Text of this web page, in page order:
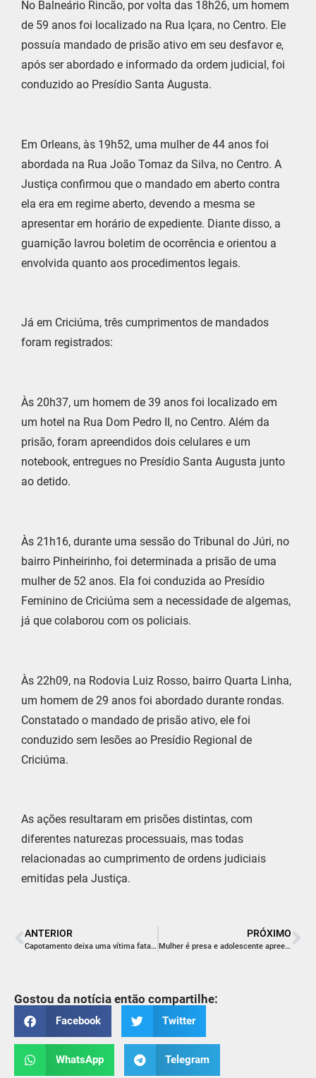
No Balneário Rincão, por volta das 18h26, um homem
de 59 anos foi localizado na Rua Içara, no Centro. Ele
possuía mandado de prisão ativo em seu desfavor e,
após ser abordado e informado da ordem judicial, foi
conduzido ao Presídio Santa Augusta.
Em Orleans, às 19h52, uma mulher de 44 anos foi
abordada na Rua João Tomaz da Silva, no Centro. A
Justiça confirmou que o mandado em aberto contra
ela era em regime aberto, devendo a mesma se
apresentar em horário de expediente. Diante disso, a
guarnição lavrou boletim de ocorrência e orientou a
envolvida quanto aos procedimentos legais.
Já em Criciúma, três cumprimentos de mandados
foram registrados:
Às 20h37, um homem de 39 anos foi localizado em
um hotel na Rua Dom Pedro II, no Centro. Além da
prisão, foram apreendidos dois celulares e um
notebook, entregues no Presídio Santa Augusta junto
ao detido.
Às 21h16, durante uma sessão do Tribunal do Júri, no
bairro Pinheirinho, foi determinada a prisão de uma
mulher de 52 anos. Ela foi conduzida ao Presídio
Feminino de Criciúma sem a necessidade de algemas,
já que colaborou com os policiais.
Às 22h09, na Rodovia Luiz Rosso, bairro Quarta Linha,
um homem de 29 anos foi abordado durante rondas.
Constatado o mandado de prisão ativo, ele foi
conduzido sem lesões ao Presídio Regional de
Criciúma.
As ações resultaram em prisões distintas, com
diferentes naturezas processuais, mas todas
relacionadas ao cumprimento de ordens judiciais
emitidas pela Justiça.
ANTERIOR
Capotamento deixa uma vítima fatal e outra ferida em Urussanga
PRÓXIMO
Mulher é presa e adolescente apreendido por tráfico de drogas
Gostou da notícia então compartilhe:
Facebook Twitter
WhatsApp Telegram